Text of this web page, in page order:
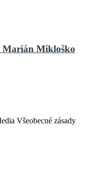
Marián Mikloško
Všeobecné zásady